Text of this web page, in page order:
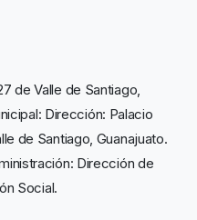
de Valle de Santiago,
Dirección: Palacio
de Santiago, Guanajuato.
Dirección de
Social.